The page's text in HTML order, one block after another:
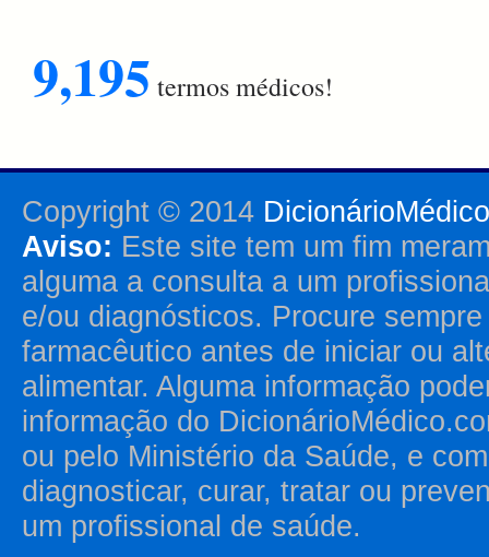
9,195 termos médicos!
Copyright © 2014
Aviso: Este site tem um fim
alguma a consulta a um
e/ou diagnósticos. Procure
farmacêutico antes de iniciar ou
alimentar. Alguma informação
informação do
ou pelo Ministério da Saúde, e
diagnosticar, curar, tratar ou
um profissional de saúde.